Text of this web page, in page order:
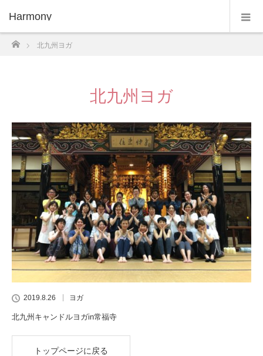
Harmony
ホーム
北九州ヨガ
北九州ヨガ
2019.8.26 ヨガ
北九州キャンドルヨガin常福寺
トップページに戻る